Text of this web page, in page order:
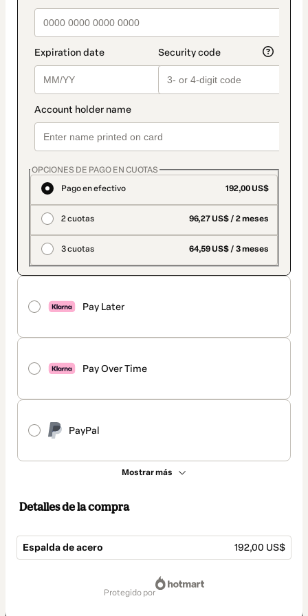
OPCIONES DE PAGO EN CUOTAS
Pago en efectivo
192,00 US$
2 cuotas 96,27 US$ / 2 meses
3 cuotas 64,59 US$ / 3 meses
Pay Later
Pay Over Time
PayPal
Mostrar más
Detalles de la compra
Espalda de acero 192,00 US$
protegido por